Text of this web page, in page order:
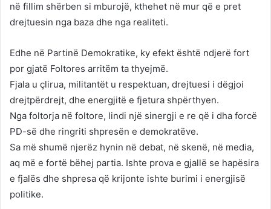
në fillim shërben si mburojë, kthehet në mur që e pret
drejtuesin nga baza dhe nga realiteti.
Edhe në Partinë Demokratike, ky efekt është ndjerë fort
por gjatë Foltores arritëm ta thyejmë.
Fjala u çlirua, militantët u respektuan, drejtuesi i dëgjoi
drejtpërdrejt, dhe energjitë e fjetura shpërthyen.
Nga foltorja në foltore, lindi një sinergji e re që i dha forcë
PD-së dhe ringriti shpresën e demokratëve.
Sa më shumë njerëz hynin në debat, në skenë, në media,
aq më e fortë bëhej partia. Ishte prova e gjallë se hapësira
e fjalës dhe shpresa që krijonte ishte burimi i energjisë
politike.